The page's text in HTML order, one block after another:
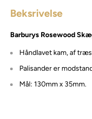
Beksrivelse
Barburys Rosewood
Håndlavet kam, af
Palisander er
Mål: 130mm x 35mm.